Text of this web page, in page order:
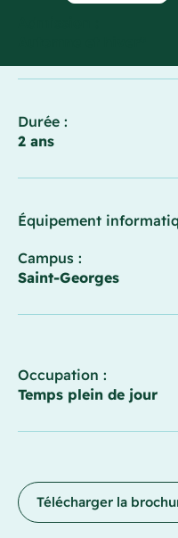
Durée :
2 ans
Équipement
Campus :
Saint-Georges
Occupation :
Temps plein de jour
Télécharger la